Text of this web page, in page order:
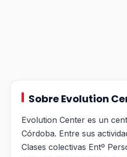
Sobre Evolution
Evolution Center es un
Córdoba. Entre sus
Clases colectivas Entº